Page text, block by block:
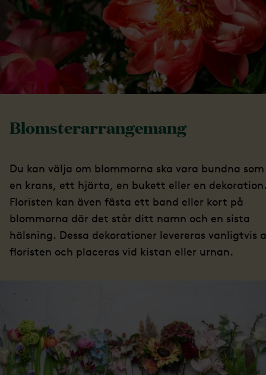
Blomsterarrangemang
Du kan välja om blommorna ska vara bundna som
en krans, ett hjärta, en bukett eller en
Floristen kan även fästa ett band eller kort på
blommorna där det står ditt namn och en sista
hälsning. Dessa dekorationer levereras vanligtvis
floristen och placeras vid kistan eller urnan.